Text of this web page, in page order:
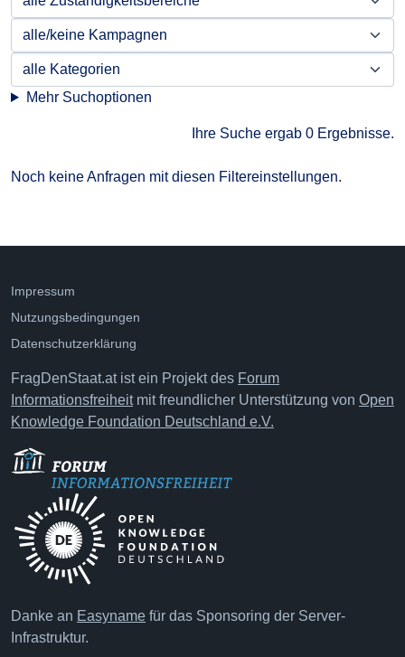
Mehr Suchoptionen
Ihre Suche ergab 0 Ergebnisse.
Noch keine Anfragen mit diesen Filtereinstellungen.
Impressum
Nutzungsbedingungen
Datenschutzerklärung
FragDenStaat.at ist ein Projekt des Forum
Informationsfreiheitmit freundlicher Unterstützung von Open
Knowledge Foundation Deutschland e.V.
Danke an Easyname für das Sponsoring der Server-
Infrastruktur.